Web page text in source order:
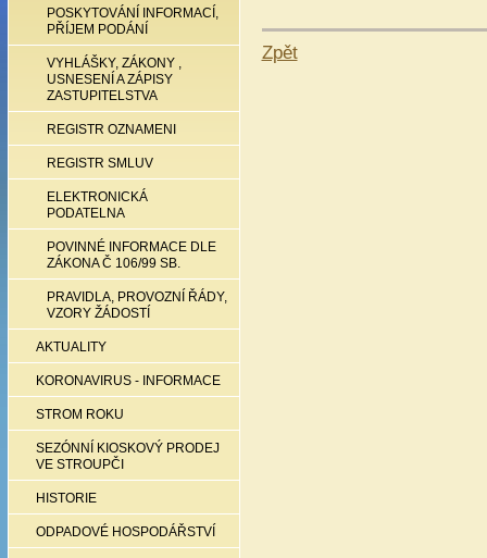
POSKYTOVÁNÍ INFORMACÍ,
PŘÍJEM PODÁNÍ
VYHLÁŠKY, ZÁKONY ,
USNESENÍ A ZÁPISY
ZASTUPITELSTVA
REGISTR OZNAMENI
REGISTR SMLUV
ELEKTRONICKÁ
PODATELNA
POVINNÉ INFORMACE DLE
ZÁKONA Č 106/99 SB.
PRAVIDLA, PROVOZNÍ ŘÁDY,
VZORY ŽÁDOSTÍ
AKTUALITY
KORONAVIRUS - INFORMACE
STROM ROKU
SEZÓNNÍ KIOSKOVÝ PRODEJ
VE STROUPČI
HISTORIE
ODPADOVÉ HOSPODÁŘSTVÍ
Zpět